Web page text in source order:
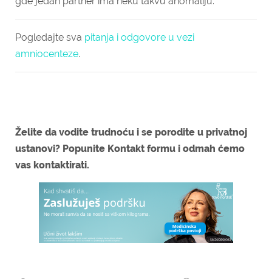
Pogledajte sva pitanja i odgovore u vezi
amniocenteze.
Želite da vodite trudnoću i se porodite u privatnoj
ustanovi? Popunite Kontakt formu i odmah ćemo
vas kontaktirati.